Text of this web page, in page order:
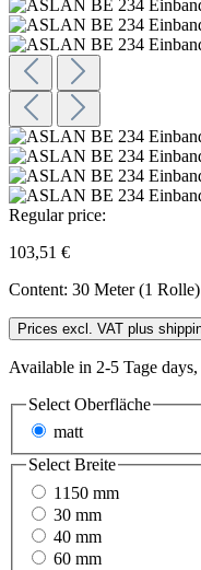
Regular price:
103,51 €
Content: 30 Meter (1 Rolle)
Prices excl. VAT plus
Available in 2-5 Tage
Select Oberfläche
matt
SelectBreite
1150 mm
30 mm
40 mm
60 mm